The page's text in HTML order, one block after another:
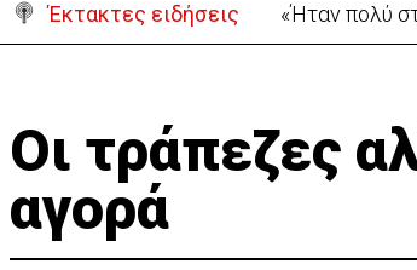
Έκτακτες ειδήσεις «Ήταν πολύ
Οι τράπεζες
αγορά